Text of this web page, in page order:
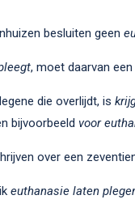
besluiten geen
, moet daarvan
die overlijdt, is
bijvoorbeeld voor
over een
euthanasie laten